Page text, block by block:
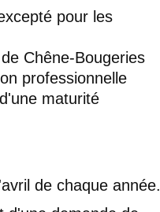
pour les
Chêne-Bougeries
professionnelle
maturité
de chaque année.